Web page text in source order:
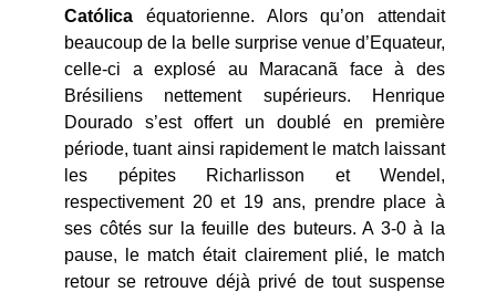
Católica équatorienne. Alors qu’on attendait
beaucoup de la belle surprise venue d’Equateur,
celle-ci a explosé au Maracanã face à des
Brésiliens nettement supérieurs. Henrique
Dourado s’est offert un doublé en première
période, tuant ainsi rapidement le match laissant
les pépites Richarlisson et Wendel,
respectivement 20 et 19 ans, prendre place à
ses côtés sur la feuille des buteurs. A 3-0 à la
pause, le match était clairement plié, le match
retour se retrouve déjà privé de tout suspense